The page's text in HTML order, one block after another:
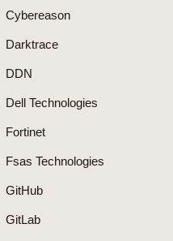
Cybereason
Darktrace
DDN
Dell Technologies
Fortinet
Fsas Technologies
GitHub
GitLab